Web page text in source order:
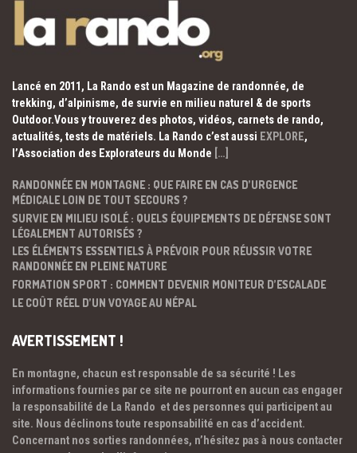
Lancé en 2011, La Rando est un Magazine de randonnée, de
trekking, d’alpinisme, de survie en milieu naturel & de sports
Outdoor.Vous y trouverez des photos, vidéos, carnets de rando,
actualités, tests de matériels. La Rando c’est aussi EXPLORE,
l’Association des Explorateurs du Monde […]
RANDONNÉE EN MONTAGNE : QUE FAIRE EN CAS D’URGENCE
MÉDICALE LOIN DE TOUT SECOURS ?
SURVIE EN MILIEU ISOLÉ : QUELS ÉQUIPEMENTS DE DÉFENSE SONT
LÉGALEMENT AUTORISÉS ?
LES ÉLÉMENTS ESSENTIELS À PRÉVOIR POUR RÉUSSIR VOTRE
RANDONNÉE EN PLEINE NATURE
FORMATION SPORT : COMMENT DEVENIR MONITEUR D’ESCALADE
LE COÛT RÉEL D’UN VOYAGE AU NÉPAL
AVERTISSEMENT !
En montagne, chacun est responsable de sa sécurité ! Les
informations fournies par ce site ne pourront en aucun cas engager
la responsabilité de La Rando et des personnes qui participent au
site. Nous déclinons toute responsabilité en cas d’accident.
Concernant nos sorties randonnées, n’hésitez pas à nous contacter